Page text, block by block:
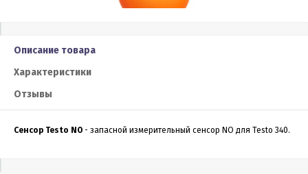
Описание товара
Характеристики
Отзывы
Сенсор Testo NO - запасной измерительный сенсор NO для Testo 340.